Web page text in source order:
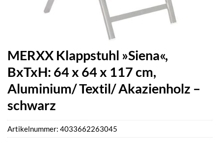
MERXX Klappstuhl »Siena«,
BxTxH: 64 x 64 x 117 cm,
Aluminium/ Textil/ Akazienholz –
schwarz
Artikelnummer: 4033662263045